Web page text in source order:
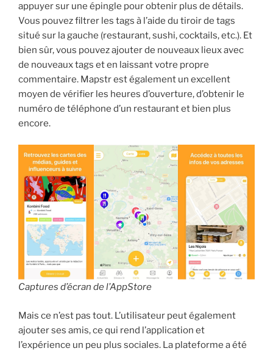
appuyer sur une épingle pour obtenir plus de détails.
Vous pouvez filtrer les tags à l’aide du tiroir de tags
situé sur la gauche (restaurant, sushi, cocktails, etc.). Et
bien sûr, vous pouvez ajouter de nouveaux lieux avec
de nouveaux tags et en laissant votre propre
commentaire. Mapstr est également un excellent
moyen de vérifier les heures d’ouverture, d’obtenir le
numéro de téléphone d’un restaurant et bien plus
encore.
Captures d’écran de l’AppStore
Mais ce n’est pas tout. L’utilisateur peut également
ajouter ses amis, ce qui rend l’application et
l’expérience un peu plus sociales. La plateforme a été